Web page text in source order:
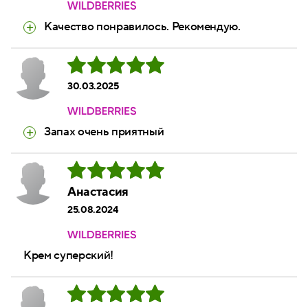
Качество понравилось. Рекомендую.
30.03.2025
Запах очень приятный
Анастасия
25.08.2024
Крем суперский!